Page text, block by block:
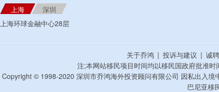
上海
深圳
上海环球金融中心28层
关于乔鸿 | 投诉与建议 | 诚
注;本网站移民项目时间均以移民国政府批准
Copyright © 1998-2020 深圳市乔鸿海外投资顾问有限公司 因私出入
巴尼亚移